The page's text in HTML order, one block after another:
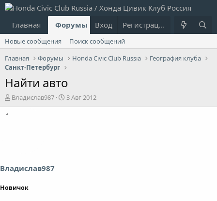
Главная Форумы Что нового?
Вход Регистрация
Новые сообщения
Поиск сообщений
Главная
Форумы Honda Civic Club Russia
География клуба
Санкт-Петербург
Найти авто
А
в
ы
Владислав987
Д
а
3 Авг 2012
Владислав987
Новичок